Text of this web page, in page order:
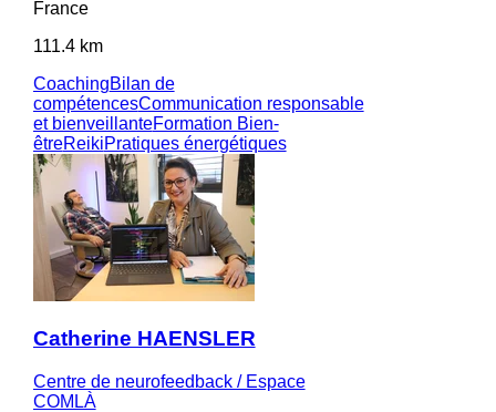
France
111.4 km
CoachingBilan de
compétencesCommunication responsable
et bienveillanteFormation Bien-
êtreReikiPratiques énergétiques
Catherine HAENSLER
Centre de neurofeedback / Espace
COMLÀ